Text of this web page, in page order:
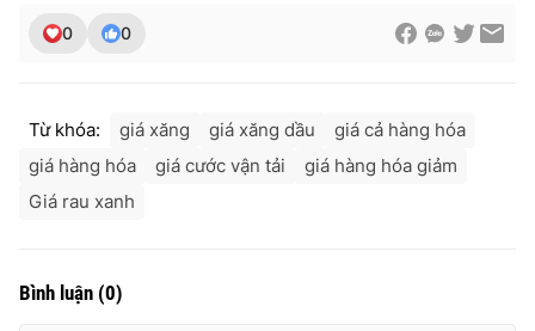
0 0
Từ khóa: giá xăng giá xăng dầu
giá cả hàng hóa
giá hàng hóa
giá cước vận tải
giá hàng hóa giảm
Giá rau xanh
Bình luận (0)